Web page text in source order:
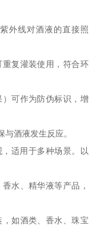
外线对酒液的直接照
复灌装使用，符合环
可作为防伪标识，增
酒液发生反应。
适用于多种场景。以
水、精华液等产品，
如酒类、香水、珠宝